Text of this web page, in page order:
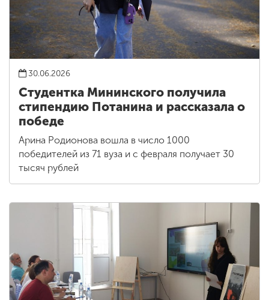
30.06.2026
Студентка Мининского получила
стипендию Потанина и рассказала о
победе
Арина Родионова вошла в число 1000
победителей из 71 вуза и с февраля получает 30
тысяч рублей